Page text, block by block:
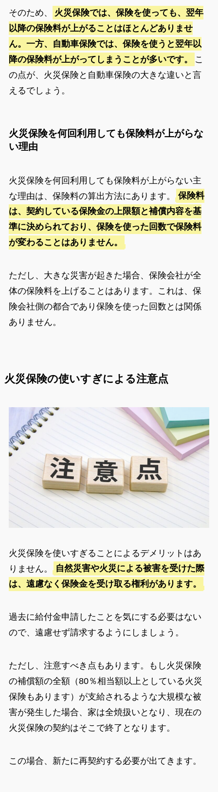
そのため、
火災保険では、保険を使っても、翌年
以降の保険料が上がることはほとんどありませ
ん。一方、自動車保険では、保険を使うと翌年以
降の保険料が上がってしまうことが多いです。
こ
の点が、火災保険と自動車保険の大きな違いと言
えるでしょう。
火災保険を何回利用しても保険料が上がらな
い理由
火災保険を何回利用しても保険料が上がらない主
な理由は、保険料の算出方法にあります。
保険料
は、契約している保険金の上限額と補償内容を基
準に決められており、保険を使った回数で保険料
が変わることはありません。
ただし、大きな災害が起きた場合、保険会社が全
体の保険料を上げることはあります。これは、保
険会社側の都合であり保険を使った回数とは関係
ありません。
火災保険の使いすぎによる注意点
火災保険を使いすぎることによるデメリットはあ
りません。
自然災害や火災による被害を受けた際
は、遠慮なく保険金を受け取る権利があります。
過去に給付金申請したことを気にする必要はない
ので、遠慮せず請求するようにしましょう。
ただし、注意すべき点もあります。もし火災保険
の補償額の全額（80％相当額以上としている火災
保険もあります）が支給されるような大規模な被
害が発生した場合、家は全焼扱いとなり、現在の
火災保険の契約はそこで終了となります。
この場合、新たに再契約する必要が出てきます。